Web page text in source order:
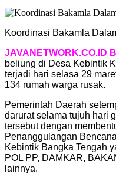
Koordinasi Bakamla
JAVANETWORK.CO.ID
beliung di Desa Kebintik
terjadi hari selasa 29
134 rumah warga rusak.
Pemerintah Daerah
darurat selama tujuh hari
tersebut dengan
Penanggulangan
Kebintik Bangka Tengah
POL PP, DAMKAR,
lainnya.